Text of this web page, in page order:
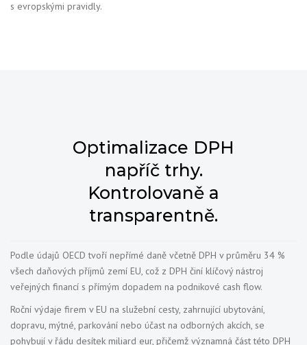
s evropskými pravidly.
Optimalizace DPH
napříč trhy.
Kontrolovaně a
transparentně.
Podle údajů OECD tvoří nepřímé daně včetně DPH v průměru 34 %
všech daňových příjmů zemí EU, což z DPH činí klíčový nástroj
veřejných financí s přímým dopadem na podnikové cash flow.
Roční výdaje firem v EU na služební cesty, zahrnující ubytování,
dopravu, mýtné, parkování nebo účast na odborných akcích, se
pohybují v řádu desítek miliard eur, přičemž významná část této DPH